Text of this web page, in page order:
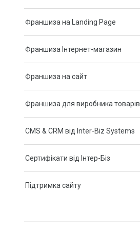
Франшиза на Landing Page
Франшиза Інтернет-магазин
Франшиза на сайт
Франшиза для виробника товарів
CMS & CRM від Inter-Biz Systems
Сертифікати від Інтер-Біз
Підтримка сайту